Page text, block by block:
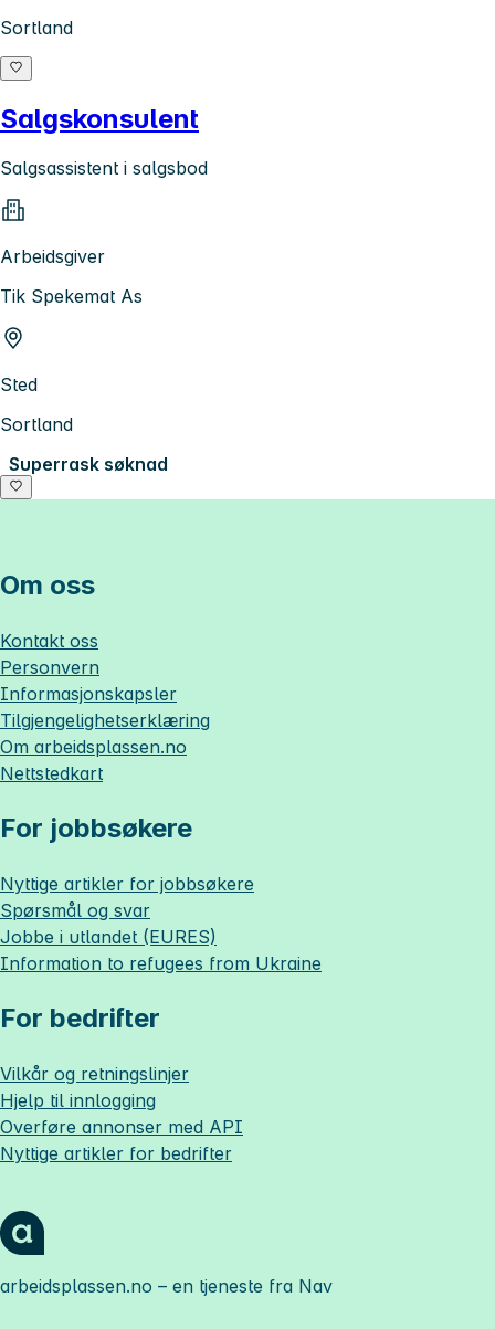
Sortland
Salgskonsulent
Salgsassistent i salgsbod
Arbeidsgiver
Tik Spekemat As
Sted
Sortland
Superrask søknad
Om oss
Kontakt oss
Personvern
Informasjonskapsler
Tilgjengelighetserklæring
Om arbeidsplassen.no
Nettstedkart
For jobbsøkere
Nyttige artikler for jobbsøkere
Spørsmål og svar
Jobbe i utlandet (EURES)
Information to refugees from Ukraine
For bedrifter
Vilkår og retningslinjer
Hjelp til innlogging
Overføre annonser med API
Nyttige artikler for bedrifter
arbeidsplassen.no – en tjeneste fra Nav